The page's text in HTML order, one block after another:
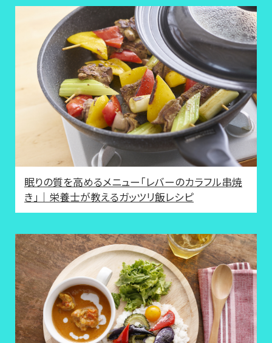
眠りの質を高めるメニュー「レバーのカラフル串焼
き」｜栄養士が教えるガッツリ飯レシピ